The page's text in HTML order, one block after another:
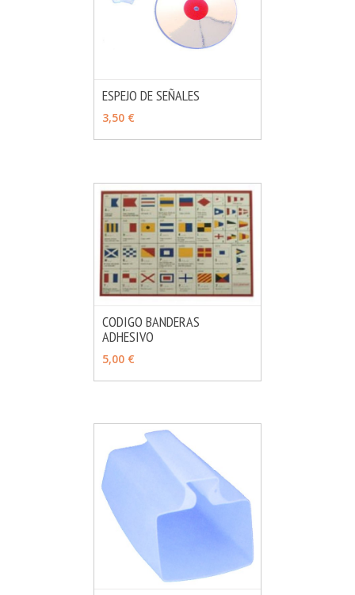
ESPEJO DE SEÑALES
3,50 €
AÑADIR
CODIGO BANDERAS
ADHESIVO
5,00 €